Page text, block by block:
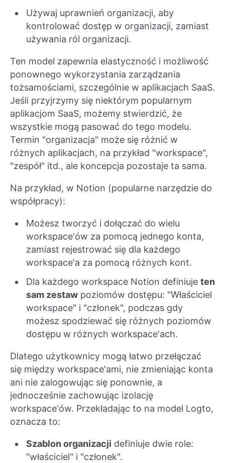
Używaj uprawnień organizacji, aby
kontrolować dostęp w organizacji, zamiast
używania ról organizacji.
Ten model zapewnia elastyczność i możliwość
ponownego wykorzystania zarządzania
tożsamościami, szczególnie w aplikacjach SaaS.
Jeśli przyjrzymy się niektórym popularnym
aplikacjom SaaS, możemy stwierdzić, że
wszystkie mogą pasować do tego modelu.
Termin "organizacja" może się różnić w
różnych aplikacjach, na przykład "workspace",
"zespół" itd., ale koncepcja pozostaje ta sama.
Na przykład, w Notion (popularne narzędzie do
współpracy):
Możesz tworzyć i dołączać do wielu
workspace'ów za pomocą jednego konta,
zamiast rejestrować się dla każdego
workspace'a za pomocą różnych kont.
Dla każdego workspace Notion definiuje ten
sam zestaw poziomów dostępu: "Właściciel
workspace" i "członek", podczas gdy
możesz spodziewać się różnych poziomów
dostępu w różnych workspace'ach.
Dlatego użytkownicy mogą łatwo przełączać
się między workspace'ami, nie zmieniając konta
ani nie zalogowując się ponownie, a
jednocześnie zachowując izolację
workspace'ów. Przekładając to na model Logto,
oznacza to:
Szablon organizacji definiuje dwie role:
"właściciel" i "członek".